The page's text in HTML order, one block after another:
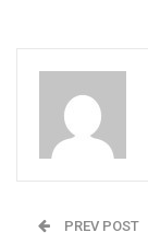
PREV POST